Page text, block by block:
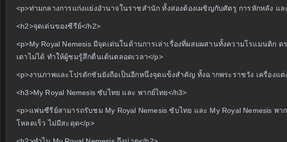
<p>ท่ามกลางการแก่งแย่งอำนาจในราชสำนัก ทั้งสองต้องเผชิญกับศัตรู การหักหลัง แ
<h2>จุดเด่นของซีรีย์</h2>
<p>My Royal Nemesis มีจุดเด่นในด้านการเล่าเรื่องที่ผสมผสานทั้งความโรแมนติ
เดาไม่ได้ ทำให้ผู้ชมรู้สึกตื่นเต้นตลอดเวลา</p>
<p>งานภาพและโปรดักชันยังถือเป็นอีกหนึ่งจุดแข็งสำคัญ ทั้งฉากพระราชวัง เครื่อง
<h3>My Royal Nemesis ซับไทย และ พากย์ไทย</h3>
<p>แฟนซีรีย์สามารถรับชม My Royal Nemesis ซับไทย และ My Royal Nemesis
โหลดเร็ว ไม่มีสะดุด</p>